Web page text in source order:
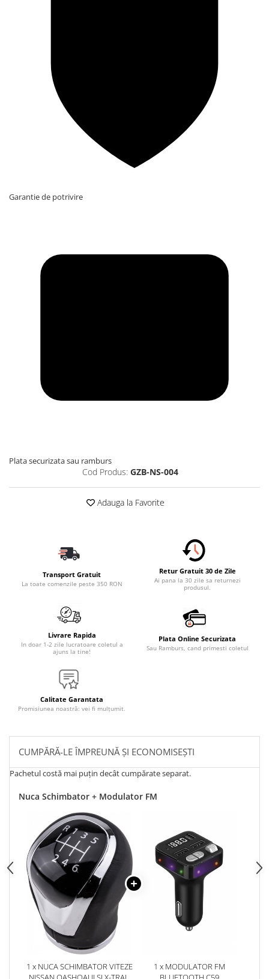
Garantie de potrivire
Plata securizata sau ramburs
Cod Produs: GZB-NS-004
Adauga la Favorite
Transport Gratuit
La toate comenzile peste 350 RON
Retur Gratuit 30 de Zile
Ai pana la 30 zile sa returnezi
produsul.
Livrare Rapida
In doar 1-2 zile lucratoare coletul a
ajuns la tine!
Plata Online Securizata
Sau Ramburs, cand primesti coletul
Calitate Garantata
Promisiunea noastră: vei fi mulțumit.
CUMPĂRĂ-LE ÎMPREUNĂ ȘI ECONOMISEȘTI
Pachetul costă mai puțin decât cumpărate separat.
Nuca Schimbator + Modulator FM
1 x NUCA SCHIMBATOR VITEZE
1 x MODULATOR FM